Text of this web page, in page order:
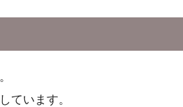
ています。